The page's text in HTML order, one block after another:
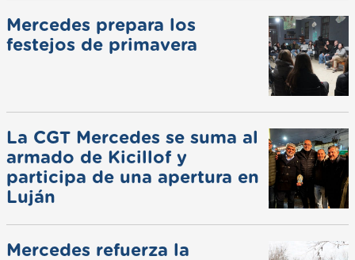
Mercedes prepara los
festejos de primavera
La CGT Mercedes se suma al
armado de Kicillof y
participa de una apertura en
Luján
Mercedes refuerza la